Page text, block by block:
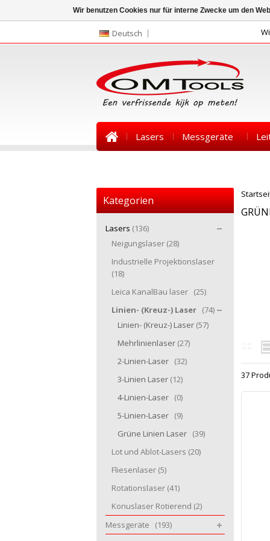
Deutsch
Lasers Messgeräte
37
Kategorien
Lasers (136)
Neigungslaser (28)
Industrielle Projektionslaser
(18)
Leica KanalBau laser (25)
Linien- (Kreuz-) Laser (74)
Linien- (Kreuz-) Laser (57)
Mehrlinienlaser (27)
2-Linien-Laser (32)
3-Linien Laser (12)
4-Linien-Laser (0)
5-Linien-Laser (9)
Grüne Linien Laser (39)
Lot und Ablot-Lasers (20)
Fliesenlaser (5)
Rotationslaser (41)
Konuslaser Rotierend (2)
Messgeräte (193)
Wir benutzen Cookies nur für interne Zwecke um den